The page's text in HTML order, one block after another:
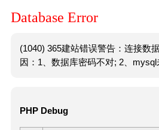
Database Error
(1040) 365建站错误警告：连接数
因：1、数据库密码不对; 2、mysql
PHP Debug